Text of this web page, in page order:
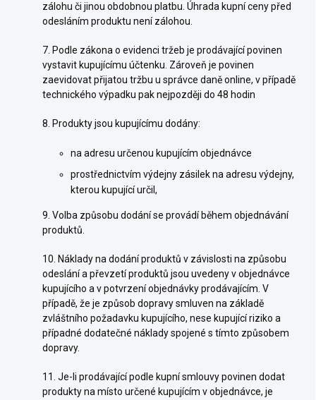
zálohu či jinou obdobnou platbu. Úhrada kupní ceny před
odesláním produktu není zálohou.
7. Podle zákona o evidenci tržeb je prodávající povinen
vystavit kupujícímu účtenku. Zároveň je povinen
zaevidovat přijatou tržbu u správce daně online, v případě
technického výpadku pak nejpozději do 48 hodin
8. Produkty jsou kupujícímu dodány:
na adresu určenou kupujícím objednávce
prostřednictvím výdejny zásilek na adresu výdejny,
kterou kupující určil,
9. Volba způsobu dodání se provádí během objednávání
produktů.
10. Náklady na dodání produktů v závislosti na způsobu
odeslání a převzetí produktů jsou uvedeny v objednávce
kupujícího a v potvrzení objednávky prodávajícím. V
případě, že je způsob dopravy smluven na základě
zvláštního požadavku kupujícího, nese kupující riziko a
případné dodatečné náklady spojené s tímto způsobem
dopravy.
11. Je-li prodávající podle kupní smlouvy povinen dodat
produkty na místo určené kupujícím v objednávce, je